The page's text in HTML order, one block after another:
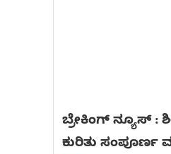
ಬ್ರೇಕಿಂಗ್ ನ್ಯೂಸ್ :
ಕುರಿತು ಸಂಪೂರ್ಣ